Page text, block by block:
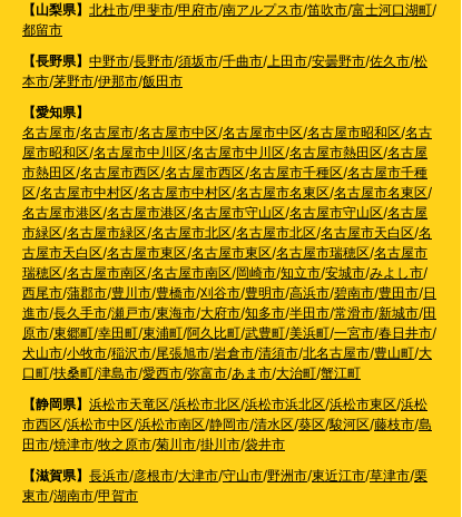
【山梨県】 北杜市/甲斐市/甲府市/南アルプス市/笛吹市/富士河口湖町/
都留市
【長野県】 中野市/長野市/須坂市/千曲市/上田市/安曇野市/佐久市/松
本市/茅野市/伊那市/飯田市
【愛知県】
名古屋市/名古屋市/名古屋市中区/名古屋市中区/名古屋市昭和区/名古
屋市昭和区/名古屋市中川区/名古屋市中川区/名古屋市熱田区/名古屋
市熱田区/名古屋市西区/名古屋市西区/名古屋市千種区/名古屋市千種
区/名古屋市中村区/名古屋市中村区/名古屋市名東区/名古屋市名東区/
名古屋市港区/名古屋市港区/名古屋市守山区/名古屋市守山区/名古屋
市緑区/名古屋市緑区/名古屋市北区/名古屋市北区/名古屋市天白区/名
古屋市天白区/名古屋市東区/名古屋市東区/名古屋市瑞穂区/名古屋市
瑞穂区/名古屋市南区/名古屋市南区/岡崎市/知立市/安城市/みよし市/
西尾市/蒲郡市/豊川市/豊橋市/刈谷市/豊明市/高浜市/碧南市/豊田市/日
進市/長久手市/瀬戸市/東海市/大府市/知多市/半田市/常滑市/新城市/田
原市/東郷町/幸田町/東浦町/阿久比町/武豊町/美浜町/一宮市/春日井市/
犬山市/小牧市/稲沢市/尾張旭市/岩倉市/清須市/北名古屋市/豊山町/大
口町/扶桑町/津島市/愛西市/弥富市/あま市/大治町/蟹江町
【静岡県】 浜松市天竜区/浜松市北区/浜松市浜北区/浜松市東区/浜松
市西区/浜松市中区/浜松市南区/静岡市/清水区/葵区/駿河区/藤枝市/島
田市/焼津市/牧之原市/菊川市/掛川市/袋井市
【滋賀県】 長浜市/彦根市/大津市/守山市/野洲市/東近江市/草津市/栗
東市/湖南市/甲賀市